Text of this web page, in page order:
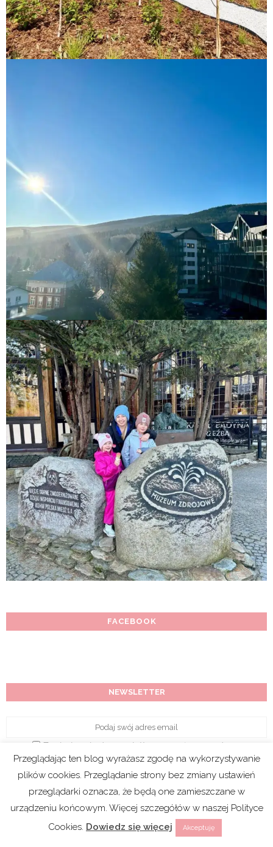
NEWSLETTER
Regulamin sklepu|Polityka prywatności (RODO)
|Cookies
Copyright 2021 © Mum’s Life. We współpracy z
webski.design
Przeglądając ten blog wyrażasz zgodę na wykorzystywanie
plików cookies. Przeglądanie strony bez zmiany ustawień
przeglądarki oznacza, że będą one zamieszczane w
urządzeniu końcowym. Więcej szczegółów w naszej Polityce
Cookies. Dowiedz się więcej Akceptuję